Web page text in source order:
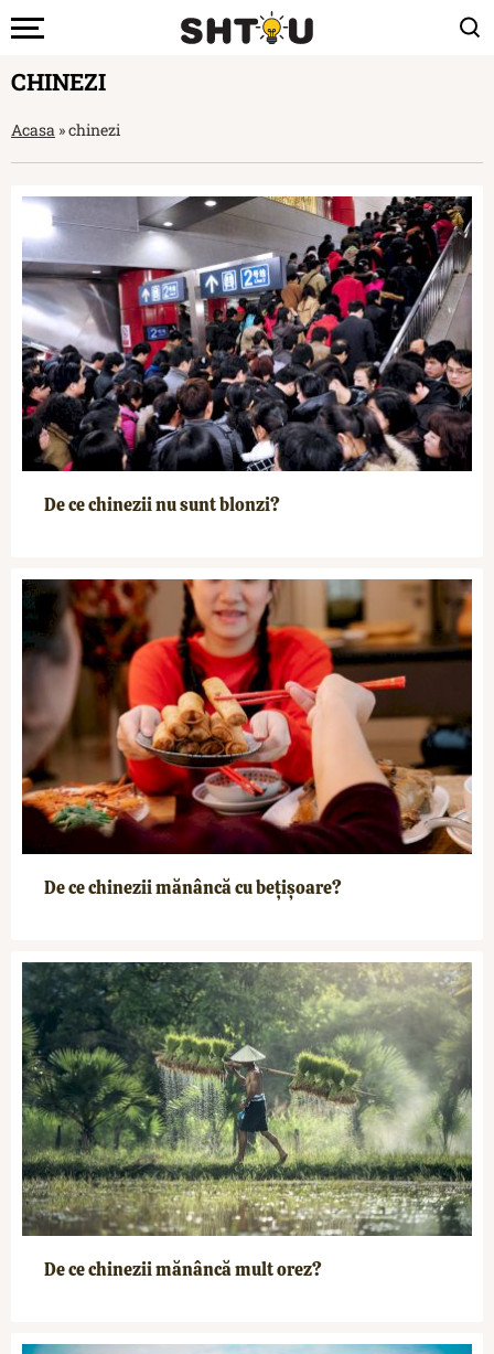
CHINEZI
Acasa »chinezi
De ce chinezii nu sunt blonzi?
De ce chinezii mănâncă cu bețișoare?
De ce chinezii mănâncă mult orez?